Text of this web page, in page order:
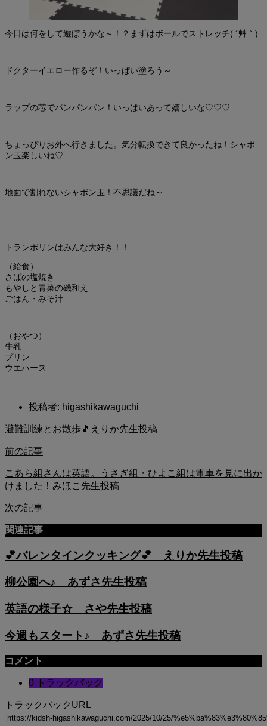
今日は何をして遊ぼうかな～！？まずはボールでストレッチ( ´艸｀)
ドクターイエロー作るぞ！いっぱい塗ろう～
ラップの芯でパンパンパン！いっぱいあって嬉しいな♡♡♡
ちょっぴりお外へ行きました。気分転換できて良かったね！シャボ
ン玉楽しいね♡
地面で割れないシャボン玉！不思議だね～
トランポリンはみんな大好き！！
（給食）
さばの塩焼き
もやしと青菜の磯和え
ごはん・みそ汁
（おやつ）
牛乳
プリン
ウエハース
投稿者: higashikawaguchi
避難訓練とお散歩🎵えりか先生投稿
前の記事
こあら組さんは英語。うさぎ組・ひよこ組は電車を見に出か
けました！みほこ先生投稿
次の記事
関連記事
💕バレンタインクッキング💕 えりか先生投稿
柳公園へ♪ あずさ先生投稿
英語の様子☆ さや先生投稿
今週もスタート♪ あずさ先生投稿
コメント
0 トラックバック
トラックバックURL